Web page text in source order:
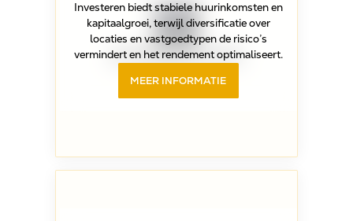
DIVERSIFICATIE
Investeren biedt stabiele huurinkomsten en
kapitaalgroei, terwijl diversificatie over
locaties en vastgoedtypen de risico’s
vermindert en het rendement optimaliseert.
MEER INFORMATIE